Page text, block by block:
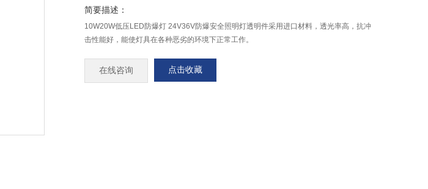
简要描述：
10W20W低压LED防爆灯 24V36V防爆安全照明灯透明件采用进口材料，透光率高，抗冲
击性能好，能使灯具在各种恶劣的环境下正常工作。
在线咨询 点击收藏